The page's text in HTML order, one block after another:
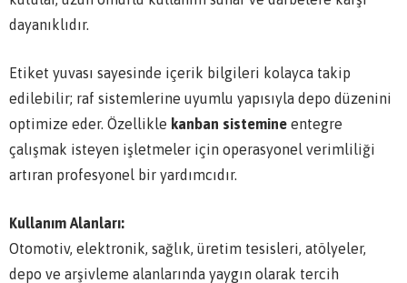
dayanıklıdır.
Etiket yuvası sayesinde içerik bilgileri kolayca takip
edilebilir; raf sistemlerine uyumlu yapısıyla depo düzenini
optimize eder. Özellikle kanban sistemine entegre
çalışmak isteyen işletmeler için operasyonel verimliliği
artıran profesyonel bir yardımcıdır.
Kullanım Alanları:
Otomotiv, elektronik, sağlık, üretim tesisleri, atölyeler,
depo ve arşivleme alanlarında yaygın olarak tercih